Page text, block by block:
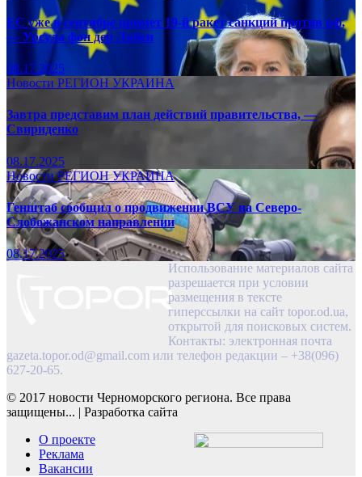
ЕС уже в сентябре примет 19-й ракет санкций против рф,
— Урсула фон дер Ляйен
08.17.2025
Новости РЕГИОН УКРАИНА
Завтра представим план действий правительства, —
Свириденко
08.17.2025
НовостиРЕГИОНУКРАИНА
Генштаб сообщил о продвижении ВСУ на Северо-
Слобожанском направлении
08.17.2025
Использование материалов сайта
разрешается при условии
размещения в тексте
гиперссылки на сайт topor.od.ua,
открытой для поисковых систем.
Контакты: электронная почта
gazeta.topor.od@gmail.com или телефон редакции – +38(096)
627-20-65.
© 2017 новости Черноморского региона. Все права
защищены... | Разработка сайта
О проекте
Реклама
Вакансии